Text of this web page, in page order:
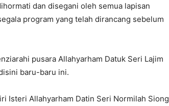
dan disegani oleh semua lapisan
program yang telah dirancang sebelum
pusara Allahyarham Datuk Seri Lajim
baru-baru ini.
Isteri Allahyarham Datin Seri Normilah Siong